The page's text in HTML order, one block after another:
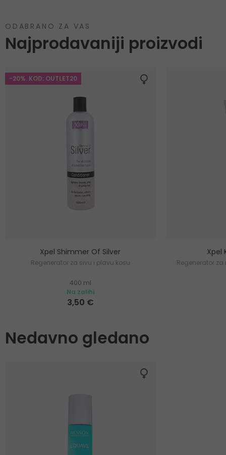
ODABRANO ZA VAS
Najprodavaniji proizvodi
-20%. KOD: OUTLET20
Xpel Shimmer Of Silver
Regenerator za sivu i plavu kosu
400 ml
Na zalihi
3,50 €
Xpel
Regenerator
Nedavno gledano